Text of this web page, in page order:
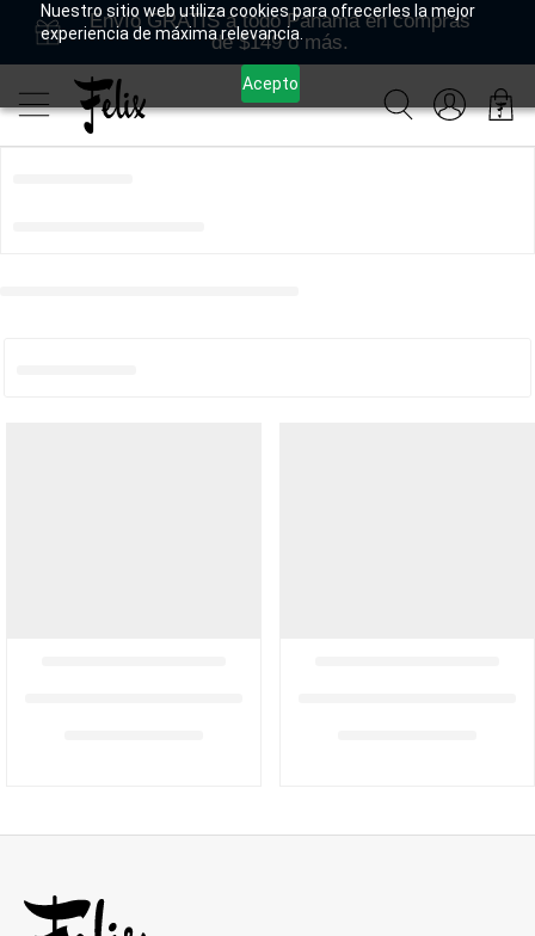
Nuestro sitio web utiliza cookies para ofrecerles la mejor
experiencia de máxima relevancia.
Acepto
Envío GRATIS a todo Panamá en compras
de $149 o más.